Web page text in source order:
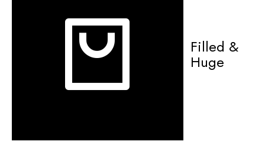
Filled &
Huge